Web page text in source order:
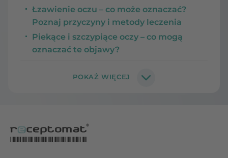
Łzawienie oczu – co może oznaczać?
Poznaj przyczyny i metody leczenia
Piekące i szczypiące oczy – co mogą
oznaczać te objawy?